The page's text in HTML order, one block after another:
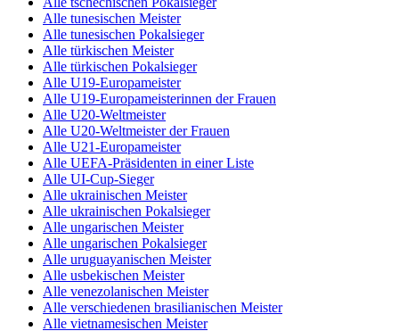
Alle tunesischen Meister
Alle tunesischen Pokalsieger
Alle türkischen Meister
Alle türkischen Pokalsieger
Alle U19-Europameister
Alle U19-Europameisterinnen der Frauen
Alle U20-Weltmeister
Alle U20-Weltmeister der Frauen
Alle U21-Europameister
Alle UEFA-Präsidenten in einer Liste
Alle UI-Cup-Sieger
Alle ukrainischen Meister
Alle ukrainischen Pokalsieger
Alle ungarischen Meister
Alle ungarischen Pokalsieger
Alle uruguayanischen Meister
Alle usbekischen Meister
Alle venezolanischen Meister
Alle verschiedenen brasilianischen Meister
Alle vietnamesischen Meister